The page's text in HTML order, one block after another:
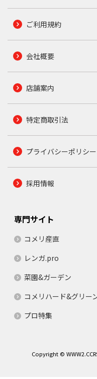
ご利用規約
会社概要
店舗案内
特定商取引法
プライバシーポリシー
採用情報
専門サイト
コメリ産直
レンガ.pro
菜園&ガーデン
コメリハード&グリー
プロ特集
Copyright ©